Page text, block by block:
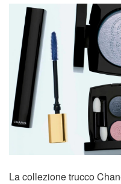
La collezione trucco